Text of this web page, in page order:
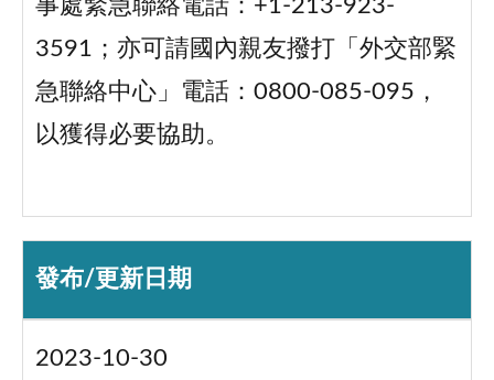
事處緊急聯絡電話：+1-213-923-
3591；亦可請國內親友撥打「外交部緊
急聯絡中心」電話：0800-085-095，
以獲得必要協助。
發布/更新日期
2023-10-30